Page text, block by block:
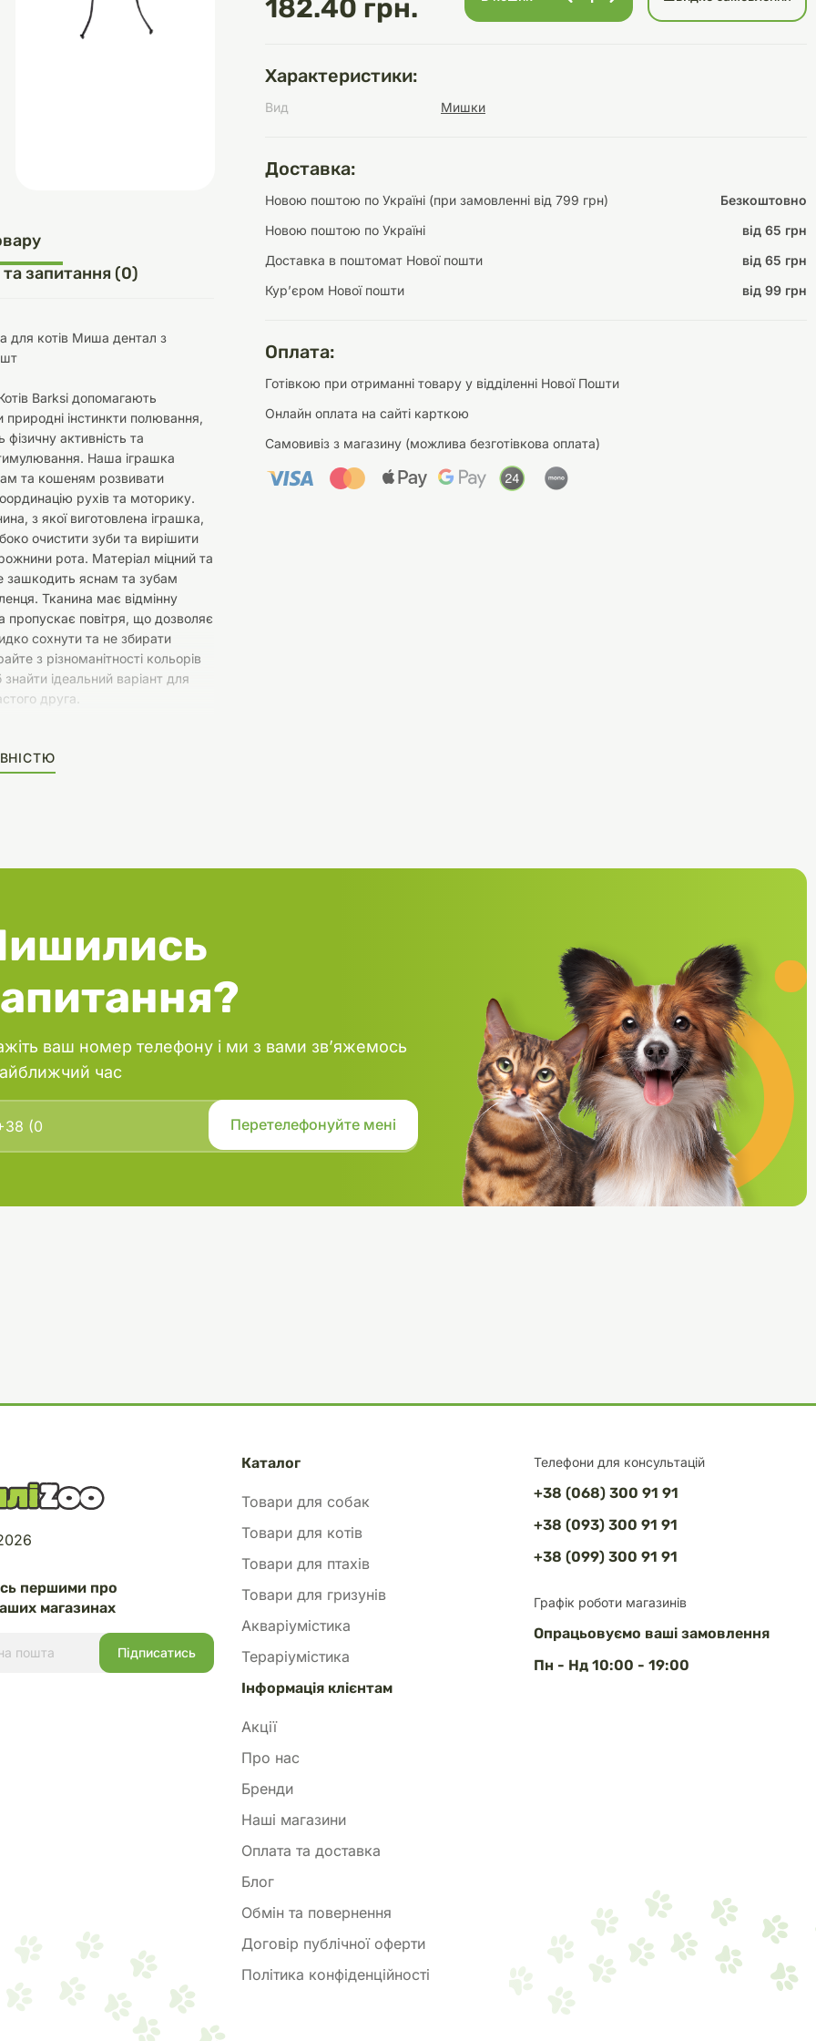
догляду
Переноски Автоаксесуари
та аскесуари
Інструменти для
догляду
Обігрівачі Освітлення
Засоби для догляду Декорації
182.40 грн.
Характеристики:
Вид Мишки
Доставка:
Новою поштою по Україні (при замовленні від 799 грн)
Безкоштовно
Новою поштою по Україні
від 65 грн
Доставка в поштомат Нової пошти
від 65 грн
Курʼєром Нової пошти
від 99 грн
Оплата:
Готівкою при отриманні товару у відділенні Нової Пошти
Онлайн оплата на сайті карткою
Самовивіз з магазину (можлива безготівкова оплата)
та запитання (0)
для котів Миша дентал з
Barksi допомагають
природні інстинкти полювання,
активність та
Наша іграшка
та кошеням розвивати
рухів та моторику.
з якої виготовлена іграшка,
очистити зуби та вирішити
рота. Матеріал міцний та
зашкодить яснам та зубам
Тканина має відмінну
пропускає повітря, що дозволяє
сохнути та не збирати
з різноманітності кольорів
ідеальний варіант для
друга.
ваш номер телефону і ми з вами зв’яжемось
час
Телефони для консультацій
+38 (068) 300 91 91
+38 (093) 300 91 91
+38 (099) 300 91 91
Графік роботи магазинів
Опрацьовуємо ваші замовлення
Пн - Нд 10:00 - 19:00
першими про
магазинах
Каталог
Товари для собак
Товари для котів
Товари для птахів
Товари для гризунів
Акваріумістика
Тераріумістика
Інформація клієнтам
Акції
Про нас
Бренди
Наші магазини
Оплата та доставка
Блог
Обмін та повернення
Договір публічної оферти
Політика конфіденційності